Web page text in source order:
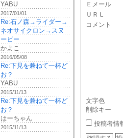
YABU
2017/01/01
Re:石ノ森→ライダー→
ネオサイクロン→スヌ
ーピー
かよこ
2016/05/08
Re:下見を兼ねて一杯ど
お？
YABU
2015/11/13
Re:下見を兼ねて一杯ど
お？
はーちゃん
2015/11/13
Ｅメール
ＵＲＬ
コメント
文字色
削除キー
投稿者情